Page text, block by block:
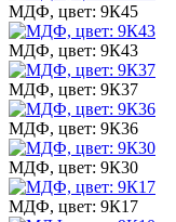
МДФ, цвет: 9К45
МДФ, цвет: 9К43
МДФ, цвет: 9К37
МДФ, цвет: 9К36
МДФ, цвет: 9К30
МДФ, цвет: 9К17